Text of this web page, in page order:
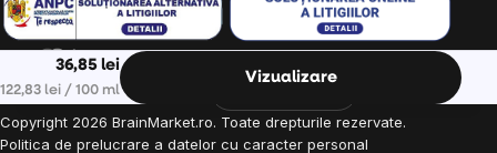
36,85 lei
Evaluare preţ:
122,83 lei / 100 ml
Vizualizare
Ne găsești în 9 țări din Europa:
Copyright 2026 BrainMarket.ro. Toate drepturile rezervate.
Politica de prelucrare a datelor cu caracter personal